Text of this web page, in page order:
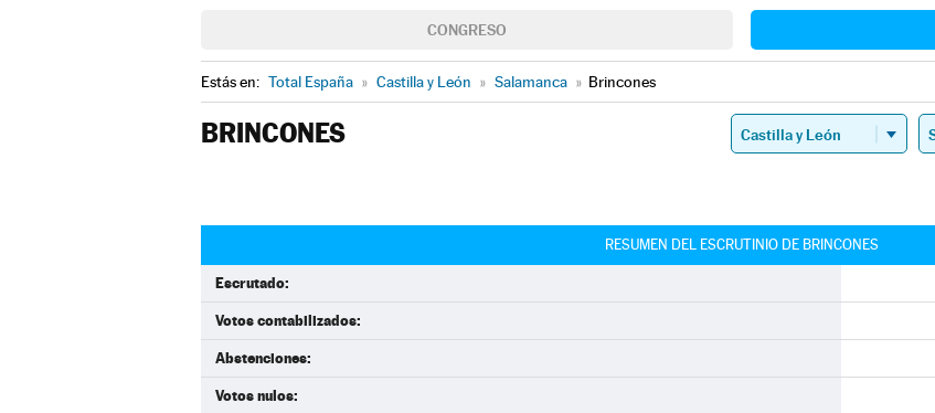
CONGRESO
Estás en: Total España » Castilla y León » Salamanca » Brincones
BRINCONES
RESUMEN DEL ESCRUTINIO DE BRINCONES
Escrutado:
Votos contabilizados:
Abstenciones:
Votos nulos: